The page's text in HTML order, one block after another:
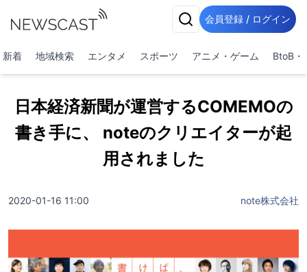
会員登録 / ログイン
新着 地域検索 エンタメ スポーツ アニメ・ゲーム BtoB・
日本経済新聞が運営するCOMEMOの
書き手に、 noteのクリエイターが起
用されました
2020-01-16 11:00 note株式会社